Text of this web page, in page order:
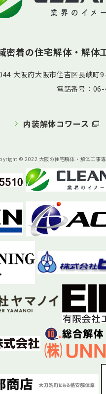
密着の住宅解体・解体
大阪府大阪市住吉区長峡町
電話番号：
内装解体コワース
© 2022 大阪の住宅解体・解体工事